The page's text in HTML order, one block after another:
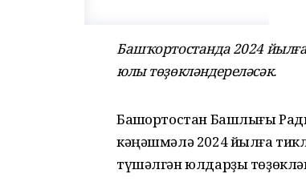
Башҡортостанда 2024
юлы төҙөкләндереләсәк.
Башҡортостан Башлығы
кәңәшмәлә 2024 йылға
түшәлгән юлдарҙы